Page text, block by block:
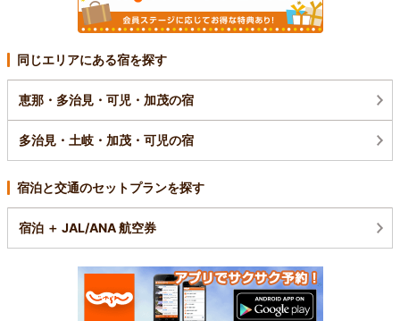
同じエリアにある宿を探す
恵那・多治見・可児・加茂の宿
多治見・土岐・加茂・可児の宿
宿泊と交通のセットプランを探す
宿泊 ＋ JAL/ANA 航空券